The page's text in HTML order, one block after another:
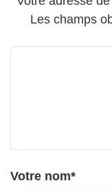
Les champs
Votre nom*